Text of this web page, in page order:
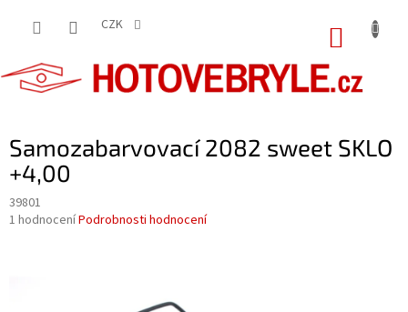
CZK
Samozabarvovací 2082 sweet SKLO
+4,00
39801
Průměrné
1 hodnoceníPodrobnosti hodnocení